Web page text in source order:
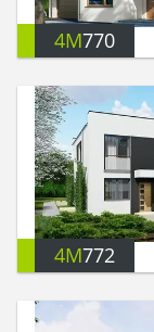
4M770
4M772